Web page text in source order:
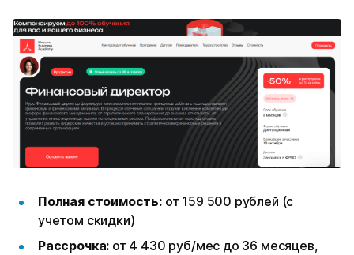
Полная стоимость: от 159 500 рублей (с
учетом скидки)
Рассрочка: от 4 430 руб/мес до 36 месяцев,